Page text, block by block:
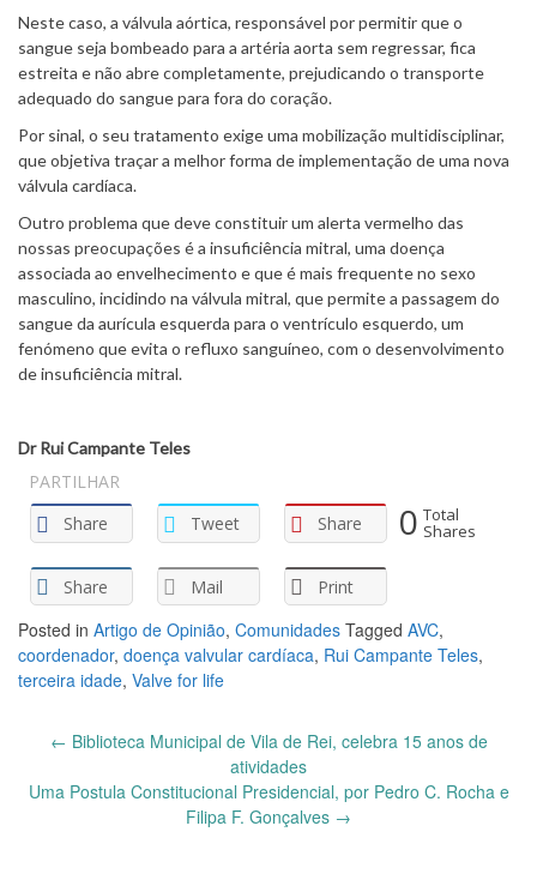
Neste caso, a válvula aórtica, responsável por permitir que o
sangue seja bombeado para a artéria aorta sem regressar, fica
estreita e não abre completamente, prejudicando o transporte
adequado do sangue para fora do coração.
Por sinal, o seu tratamento exige uma mobilização multidisciplinar,
que objetiva traçar a melhor forma de implementação de uma nova
válvula cardíaca.
Outro problema que deve constituir um alerta vermelho das
nossas preocupações é a insuficiência mitral, uma doença
associada ao envelhecimento e que é mais frequente no sexo
masculino, incidindo na válvula mitral, que permite a passagem do
sangue da aurícula esquerda para o ventrículo esquerdo, um
fenómeno que evita o refluxo sanguíneo, com o desenvolvimento
de insuficiência mitral.
Dr Rui Campante Teles
PARTILHAR
Share
Tweet Share
Share Mail Print
0 Total
Shares
Posted in Artigo de Opinião, Comunidades Tagged AVC,
coordenador, doença valvular cardíaca, Rui Campante Teles,
terceira idade, Valve for life
Post← Biblioteca Municipal de Vila de Rei, celebra 15 anos de
atividades
Uma Postula Constitucional Presidencial, por Pedro C. Rocha e
Filipa F. Gonçalves →